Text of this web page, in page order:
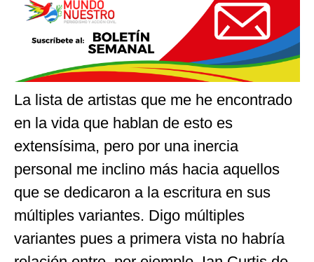
La lista de artistas que me he encontrado
en la vida que hablan de esto es
extensísima, pero por una inercia
personal me inclino más hacia aquellos
que se dedicaron a la escritura en sus
múltiples variantes. Digo múltiples
variantes pues a primera vista no habría